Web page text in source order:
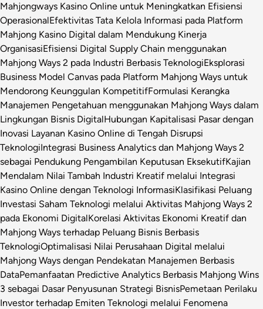
Mahjongways Kasino Online untuk Meningkatkan Efisiensi
OperasionalEfektivitas Tata Kelola Informasi pada Platform
Mahjong Kasino Digital dalam Mendukung Kinerja
OrganisasiEfisiensi Digital Supply Chain menggunakan
Mahjong Ways 2 pada Industri Berbasis TeknologiEksplorasi
Business Model Canvas pada Platform Mahjong Ways untuk
Mendorong Keunggulan KompetitifFormulasi Kerangka
Manajemen Pengetahuan menggunakan Mahjong Ways dalam
Lingkungan Bisnis DigitalHubungan Kapitalisasi Pasar dengan
Inovasi Layanan Kasino Online di Tengah Disrupsi
TeknologiIntegrasi Business Analytics dan Mahjong Ways 2
sebagai Pendukung Pengambilan Keputusan EksekutifKajian
Mendalam Nilai Tambah Industri Kreatif melalui Integrasi
Kasino Online dengan Teknologi InformasiKlasifikasi Peluang
Investasi Saham Teknologi melalui Aktivitas Mahjong Ways 2
pada Ekonomi DigitalKorelasi Aktivitas Ekonomi Kreatif dan
Mahjong Ways terhadap Peluang Bisnis Berbasis
TeknologiOptimalisasi Nilai Perusahaan Digital melalui
Mahjong Ways dengan Pendekatan Manajemen Berbasis
DataPemanfaatan Predictive Analytics Berbasis Mahjong Wins
3 sebagai Dasar Penyusunan Strategi BisnisPemetaan Perilaku
Investor terhadap Emiten Teknologi melalui Fenomena